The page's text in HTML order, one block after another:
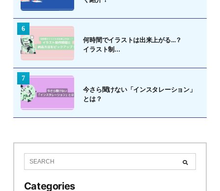
何時間でイラストは出来上がる…？
イラスト制...
今さら聞けない「インスタレーション」
とは？
Categories